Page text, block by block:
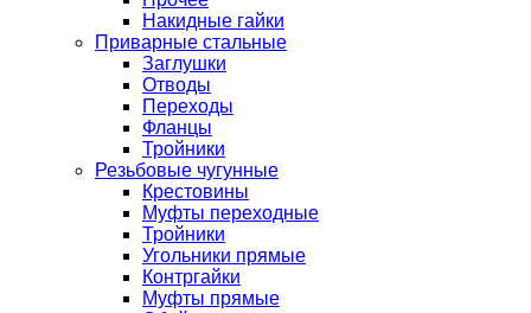
Накидные гайки
Приварные стальные
Заглушки
Отводы
Переходы
Фланцы
Тройники
Резьбовые чугунные
Крестовины
Муфты переходные
Тройники
Угольники прямые
Контргайки
Муфты прямые